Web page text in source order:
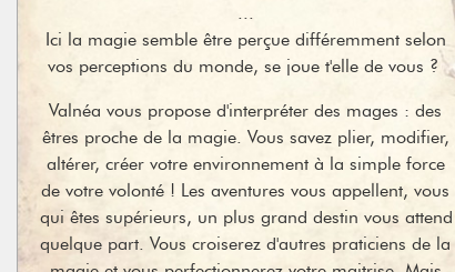
Ici la magie semble être perçue différemment selon
vos perceptions du monde, se joue t'elle de vous ?
Valnéa vous propose d'interpréter des mages : des
êtres proche de la magie. Vous savez plier, modifier,
altérer, créer votre environnement à la simple force
de votre volonté ! Les aventures vous appellent, vous
qui êtes supérieurs, un plus grand destin vous attend
quelque part. Vous croiserez d'autres praticiens de la